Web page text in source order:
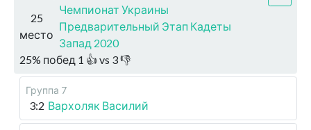
25
место
Чемпионат Украины
Предварительный Этап Кадеты
Запад 2020
25% побед 1 👍 vs 3👎
Группа 7
3:2 Вархоляк Василий